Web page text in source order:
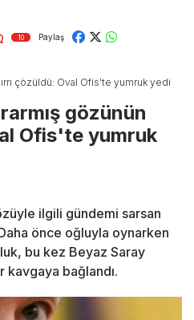
10 Paylaş
çözüldü: Oval Ofis'te yumruk yedi
gözünün
Ofis'te yumruk
ilgili gündemi sarsan
önce oğluyla oynarken
bu kez Beyaz Saray
kavgaya bağlandı.